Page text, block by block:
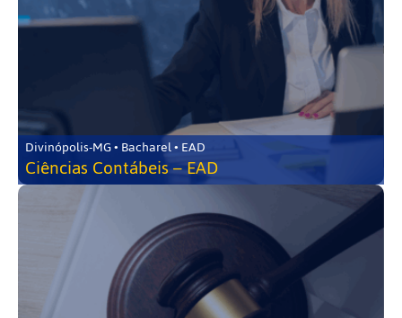
Divinópolis-MG • Bacharel • EAD
Ciências Contábeis – EAD